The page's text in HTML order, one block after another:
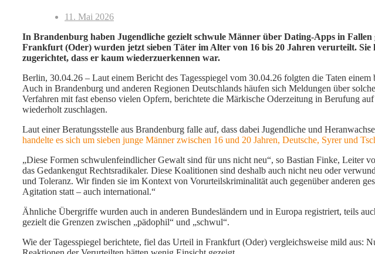
11. Mai 2026
In Brandenburg haben Jugendliche gezielt schwule Männer über Dating-Apps in
Frankfurt (Oder) wurden jetzt sieben Täter im Alter von 16 bis 20 Jahren verurteilt.
zugerichtet, dass er kaum wiederzuerkennen war.
Berlin, 30.04.26 – Laut einem Bericht des Tagesspiegel vom 30.04.26 folgten die Taten
Auch in Brandenburg und anderen Regionen Deutschlands häufen sich Meldungen über
Verfahren mit fast ebenso vielen Opfern, berichtete die Märkische Oderzeitung in Berufung
wiederholt zuschlagen.
Laut einer Beratungsstelle aus Brandenburg falle auf, dass dabei Jugendliche und
handelte es sich um sieben junge Männer zwischen 16 und 20 Jahren, Deutsche, Syrer und
„Diese Formen schwulenfeindlicher Gewalt sind für uns nicht neu“, so Bastian Finke, Leiter
das Gedankengut Rechtsradikaler. Diese Koalitionen sind deshalb auch nicht neu oder
und Toleranz. Wir finden sie im Kontext von Vorurteilskriminalität auch gegenüber anderen
Agitation statt – auch international.“
Ähnliche Übergriffe wurden auch in anderen Bundesländern und in Europa registriert, teils
gezielt die Grenzen zwischen „pädophil“ und „schwul“.
Wie der Tagesspiegel berichtete, fiel das Urteil in Frankfurt (Oder) vergleichsweise mild aus: